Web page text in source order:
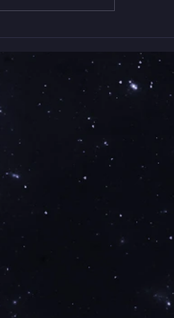
初日を迎えました。